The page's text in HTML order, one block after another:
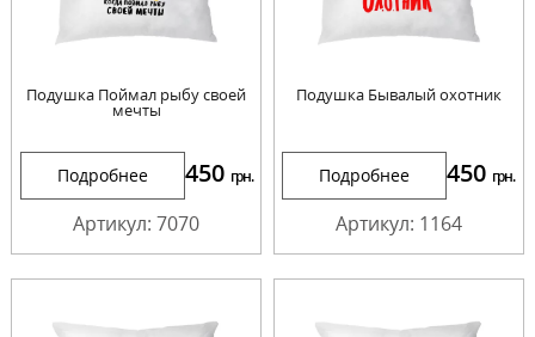
Подушка Поймал рыбу своей
мечты
Подробнее 450 грн.
Артикул: 7070
Подушка Бывалый охотник
Подробнее 450 грн.
Артикул: 1164